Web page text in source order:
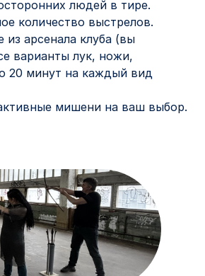
людей в тире.
количество выстрелов.
арсенала клуба (вы
варианты лук, ножи,
20 минут на каждый вид
мишени на ваш выбор.